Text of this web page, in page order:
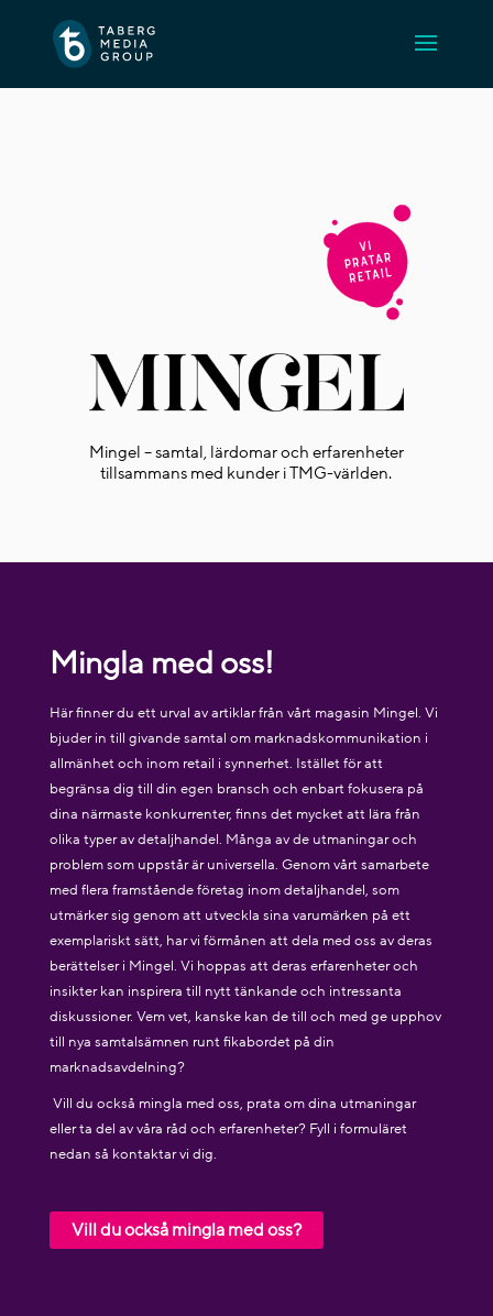
Mingel – samtal, lärdomar och erfarenheter
tillsammans med kunder i TMG-världen.
Mingla med oss!
Här finner du ett urval av artiklar från vårt magasin Mingel. Vi
bjuder in till givande samtal om marknadskommunikation i
allmänhet och inom retail i synnerhet. Istället för att
begränsa dig till din egen bransch och enbart fokusera på
dina närmaste konkurrenter, finns det mycket att lära från
olika typer av detaljhandel. Många av de utmaningar och
problem som uppstår är universella. Genom vårt samarbete
med flera framstående företag inom detaljhandel, som
utmärker sig genom att utveckla sina varumärken på ett
exemplariskt sätt, har vi förmånen att dela med oss av deras
berättelser i Mingel. Vi hoppas att deras erfarenheter och
insikter kan inspirera till nytt tänkande och intressanta
diskussioner. Vem vet, kanske kan de till och med ge upphov
till nya samtalsämnen runt fikabordet på din
marknadsavdelning?
Vill du också mingla med oss, prata om dina utmaningar
eller ta del av våra råd och erfarenheter? Fyll i formuläret
nedan så kontaktar vi dig.
Vill du också mingla med oss?